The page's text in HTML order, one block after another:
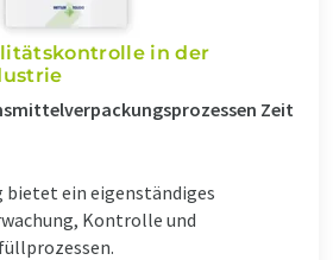
in der
Zeit
bietet ein eigenständiges
Kontrolle und